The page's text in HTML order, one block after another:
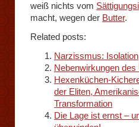
weiß nichts vom
macht, wegen der Butter.
Related posts:
Narzissmus:
Nebenwirkungen
Hexenküchen-
der Eliten,
Transformation
Die Lage ist ernst –